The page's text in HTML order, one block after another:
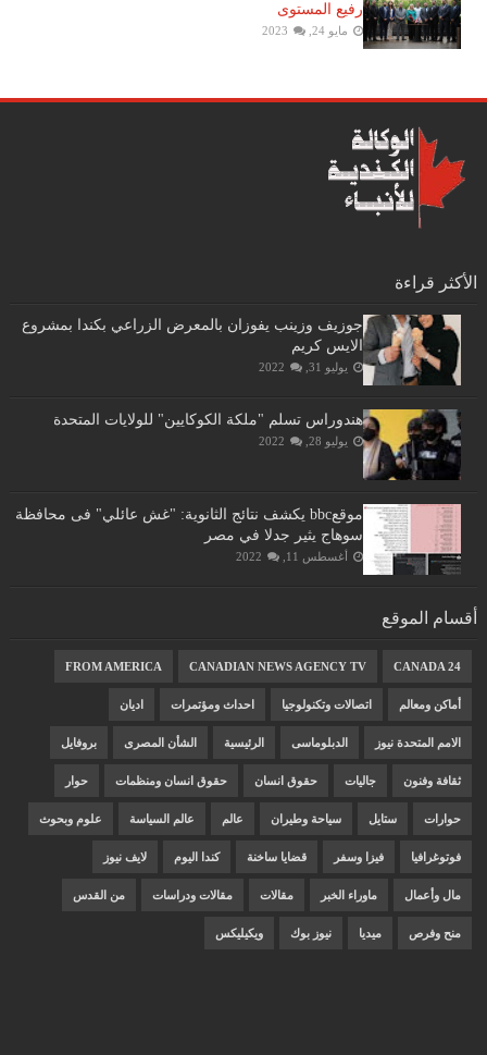
رفيع المستوى
مايو 24, 2023
الأكثر قراءة
جوزيف وزينب يفوزان بالمعرض الزراعي بكندا بمشروع
الايس كريم
يوليو 31, 2022
هندوراس تسلم "ملكة الكوكايين" للولايات المتحدة
يوليو 28, 2022
موقعbbc يكشف نتائج الثانوية: "غش عائلي" فى محافظة
سوهاج يثير جدلا في مصر
أغسطس 11, 2022
أقسام الموقع
CANADA 24
CANADIAN NEWS AGENCY TV
FROM AMERICA
أماكن ومعالم اتصالات وتكنولوجيا احداث ومؤتمرات اديان
الامم المتحدة نيوز الدبلوماسى الرئيسية الشأن المصرى بروفايل
ثقافة وفنون جاليات حقوق انسان حقوق انسان ومنظمات حوار
حوارات ستايل سياحة وطيران عالم عالم السياسة علوم وبحوث
فوتوغرافيا فيزا وسفر قضايا ساخنة كندا اليوم لايف نيوز
مال وأعمال ماوراء الخبر مقالات مقالات ودراسات من القدس
منح وفرص ميديا نيوز بوك ويكيليكس